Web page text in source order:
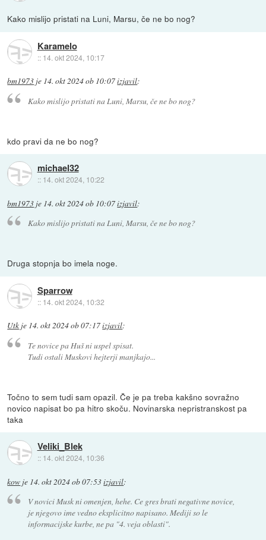
Kako mislijo pristati na Luni, Marsu, če ne bo nog?
Karamelo
:: 14. okt 2024, 10:17
bm1973 je 14. okt 2024 ob 10:07izjavil:
Kako mislijo pristati na Luni, Marsu, če ne bo nog?
kdo pravi da ne bo nog?
michael32
:: 14. okt 2024, 10:22
bm1973 je 14. okt 2024 ob 10:07izjavil:
Kako mislijo pristati na Luni, Marsu, če ne bo nog?
Druga stopnja bo imela noge.
Sparrow
:: 14. okt 2024, 10:32
Utk je 14. okt 2024 ob 07:17izjavil:
Te novice pa Huš ni uspel spisat.
Tudi ostali Muskovi hejterji manjkajo...
Točno to sem tudi sam opazil. Če je pa treba kakšno sovražno
novico napisat bo pa hitro skoču. Novinarska nepristranskost pa
taka
Veliki_Blek
:: 14. okt 2024, 10:36
kow je 14. okt 2024 ob 07:53izjavil:
V novici Musk ni omenjen, hehe. Ce gres brati negativne novice,
je njegovo ime vedno eksplicitno napisano. Mediji so le
informacijske kurbe, ne pa "4. veja oblasti".